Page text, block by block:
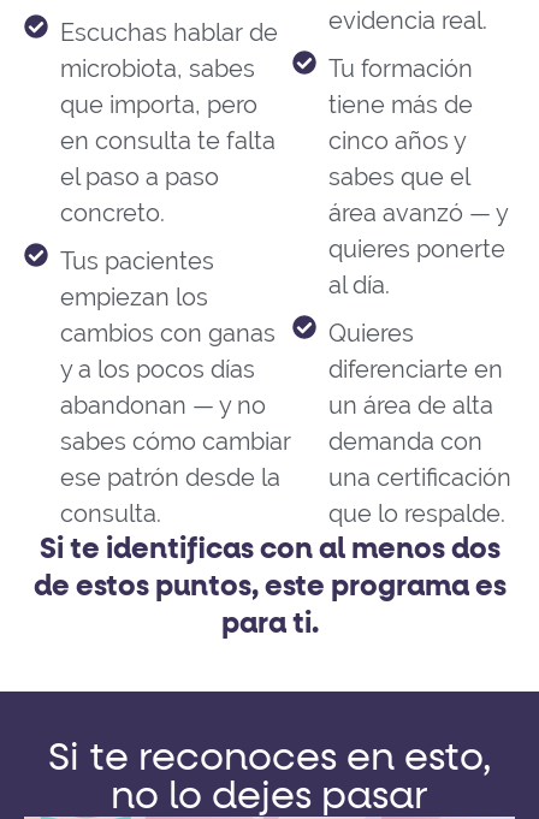
Escuchas hablar de
microbiota, sabes
que importa, pero
en consulta te falta
el paso a paso
concreto.
Tus pacientes
empiezan los
cambios con ganas
y a los pocos días
abandonan — y no
sabes cómo cambiar
ese patrón desde la
consulta.
evidencia real.
Tu formación
tiene más de
cinco años y
sabes que el
área avanzó — y
quieres ponerte
al día.
Quieres
diferenciarte en
un área de alta
demanda con
una certificación
que lo respalde.
Si te identificas con al menos dos
de estos puntos, este programa es
para ti.
Si te reconoces en esto,
no lo dejes pasar